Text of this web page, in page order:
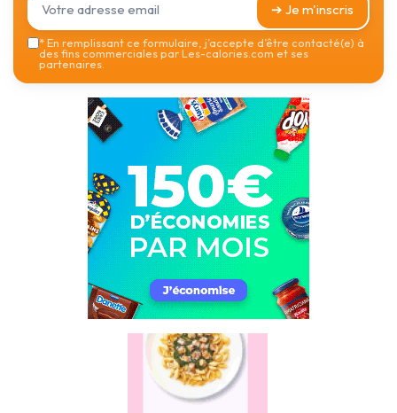
➔ Je m'inscris
*En remplissant ce formulaire, j’accepte d’être contacté(e) à
des fins commerciales par Les-calories.com et ses
partenaires.